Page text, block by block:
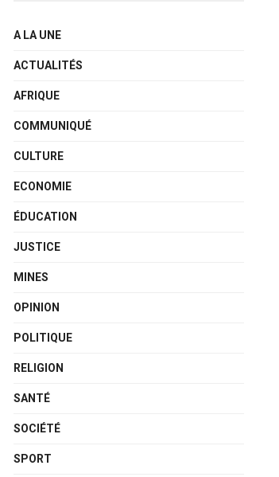
A LA UNE
ACTUALITÉS
AFRIQUE
COMMUNIQUÉ
CULTURE
ECONOMIE
ÉDUCATION
JUSTICE
MINES
OPINION
POLITIQUE
RELIGION
SANTÉ
SOCIÉTÉ
SPORT